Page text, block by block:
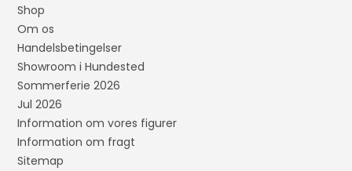
Shop
Om os
Handelsbetingelser
Showroom i Hundested
Sommerferie 2026
Jul 2026
Information om vores figurer
Information om fragt
Sitemap